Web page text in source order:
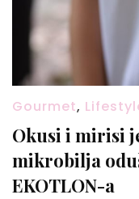
Gourmet,
Okusi i mirisi
mikrobilja
EKOTLON-a